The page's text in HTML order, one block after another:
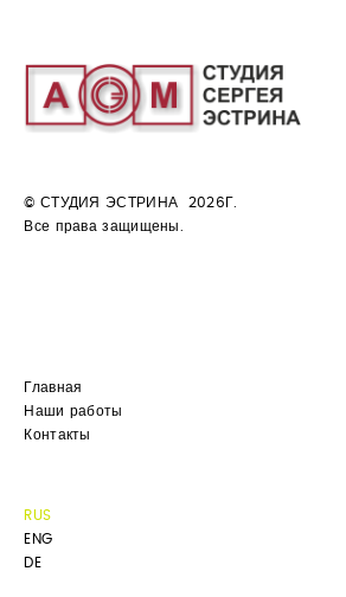
© СТУДИЯ ЭСТРИНА 2026Г.
Все права защищены.
Главная
Наши работы
Контакты
RUS
ENG
DE